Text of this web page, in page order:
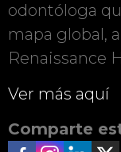
odontóloga
mapa global,
Renaissance
Ver más aquí
Comparte